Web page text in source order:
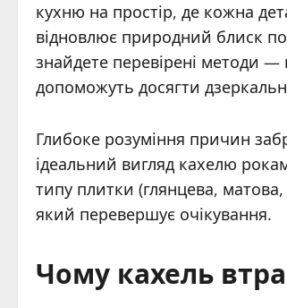
кухню на простір, де кожна
відновлює природний блиск
знайдете перевірені методи —
допоможуть досягти
Глибоке розуміння причин
ідеальний вигляд кахелю
типу плитки (глянцева,
який перевершує очікування.
Чому кахель